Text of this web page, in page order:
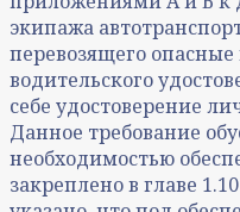
экипажа
перевозящего
водительского
себе удостоверение
Данное требование
необходимостью
закреплено в главе